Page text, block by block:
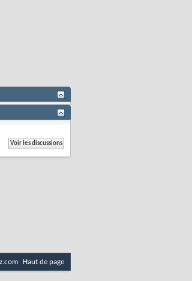
Haut de page